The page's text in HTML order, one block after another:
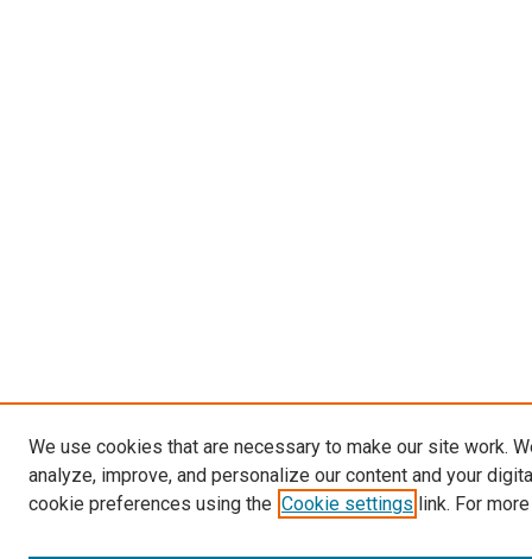
We use cookies that are necessary to make our site work.
analyze, improve, and personalize our content and your
cookie preferences using the Cookie settings link. For